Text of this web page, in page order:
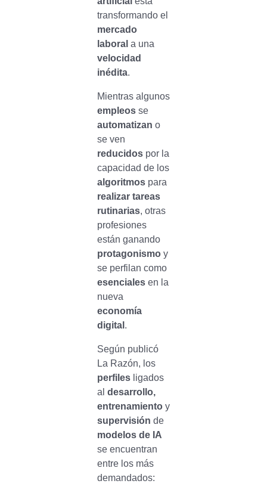
transformando el
mercado
laboral a una
velocidad
inédita.
Mientras algunos
empleosse
automatizan o
se ven
reducidospor la
capacidad de los
algoritmospara
realizar tareas
rutinarias, otras
profesiones
están ganando
protagonismoy
se perfilan como
esencialesen la
nueva
economía
digital .
Según publicó
La Razón, los
perfilesligados
al desarrollo,
entrenamientoy
supervisión de
modelos de IA
se encuentran
entre los más
demandados: